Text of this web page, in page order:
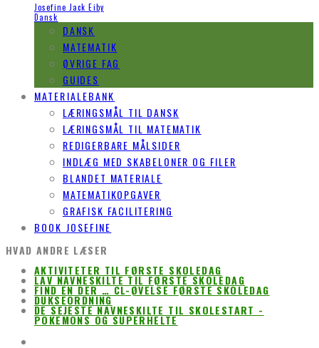
Josefine Jack Eiby
Dansk
DANSK
MATEMATIK
ØVRIGE FAG
GUIDES
MATERIALEBANK
LÆRINGSMÅL TIL DANSK
LÆRINGSMÅL TIL MATEMATIK
REDIGERBARE MÅLSIDER
INDLÆG MED SKABELONER OG FILER
BLANDET MATERIALE
MATEMATIKOPGAVER
GRAFISK FACILITERING
BOOK JOSEFINE
HVAD ANDRE LÆSER
AKTIVITETER TIL FØRSTE SKOLEDAG
LAV NAVNESKILTE TIL FØRSTE SKOLEDAG
FIND EN DER … CL-ØVELSE FØRSTE SKOLEDAG
DUKSEORDNING
DE SEJESTE NAVNESKILTE TIL SKOLESTART -
POKEMONS OG SUPERHELTE